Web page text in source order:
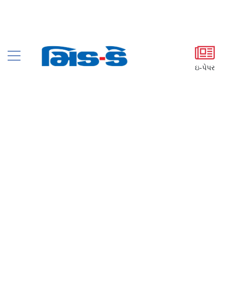
ઇ-પેપર